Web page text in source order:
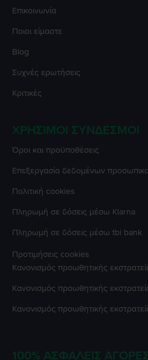
Επικοινωνία
Ποιοι είμαστε
Blog
Συχνές ερωτήσεις
Κριτικές
ΧΡΉΣΙΜΟΙ ΣΎΝΔΕΣΜΟΙ
Όροι και προϋποθέσεις
Επεξεργασία δεδομένων
Πολιτική cookies
Πληρωμή σε δόσεις μέσω Klarna
Πληρωμή σε δόσεις μέσω tbi bank
Προτιμήσεις cookies
Κανονισμός προωθητικής
Κανονισμός προωθητικής
Κανονισμός προωθητικής
100% ΑΣΦΑΛΕΊΣ ΑΓΟΡΈΣ